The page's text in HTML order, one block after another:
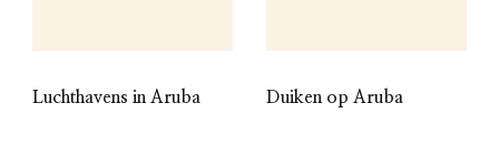
Luchthavens in Aruba Duiken op Aruba